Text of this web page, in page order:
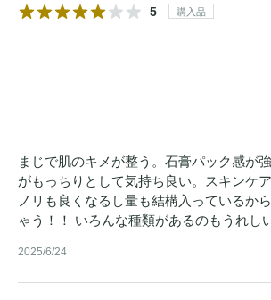
5 購入品
まじで肌のキメが整う。石膏パック感が
がもっちりとして気持ち良い。スキンケ
ノリも良くなるし量も結構入っているか
ゃう！！ いろんな種類があるのもうれし
2025/6/24